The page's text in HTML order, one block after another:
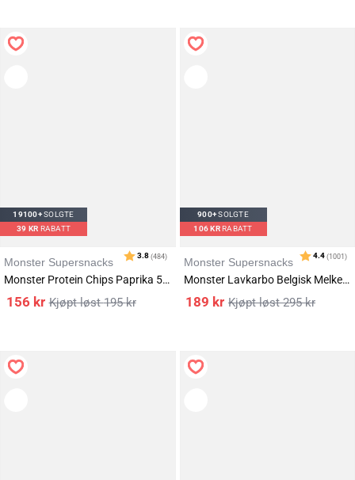
Karakter:
4.4 av 5 mulige
19100+SOLGTE
39 KR RABATT
Monster Supersnacks
Monster Protein Chips Paprika 5x50g
195kr
156 kr
900+SOLGTE
106KRRABATT
Monster Supersnacks
Monster Lavkarbo Belgisk Melkesjokolade 5x85g
295kr
189 kr